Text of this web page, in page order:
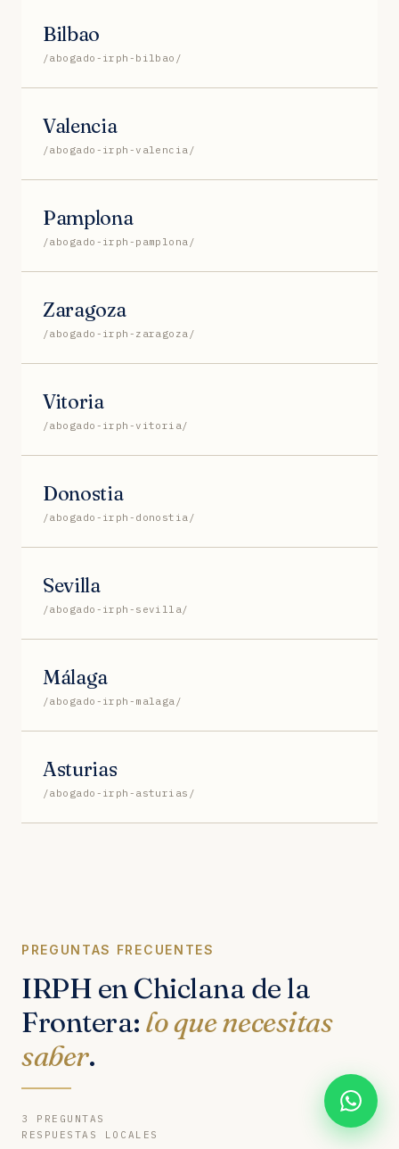
Bilbao
/abogado-irph-bilbao/
Valencia
/abogado-irph-valencia/
Pamplona
/abogado-irph-pamplona/
Zaragoza
/abogado-irph-zaragoza/
Vitoria
/abogado-irph-vitoria/
Donostia
/abogado-irph-donostia/
Sevilla
/abogado-irph-sevilla/
Málaga
/abogado-irph-malaga/
Asturias
/abogado-irph-asturias/
PREGUNTAS FRECUENTES
IRPH en Chiclana de la
Frontera: lo que necesitas
saber.
3 PREGUNTAS
RESPUESTAS LOCALES